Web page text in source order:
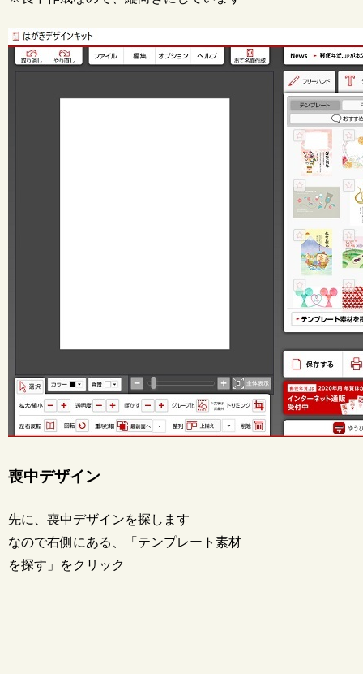
喪中デザイン
先に、喪中デザインを探します
なので右側にある、「テンプレート素材
を探す」をクリック